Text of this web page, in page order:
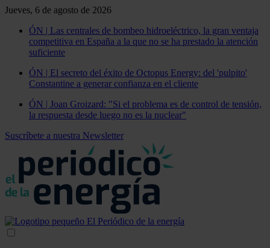
Jueves, 6 de agosto de 2026
ÓN | Las centrales de bombeo hidroeléctrico, la gran ventaja
competitiva en España a la que no se ha prestado la atención
suficiente
ÓN | El secreto del éxito de Octopus Energy: del 'pulpito'
Constantine a generar confianza en el cliente
ÓN | Joan Groizard: "Si el problema es de control de tensión,
la respuesta desde luego no es la nuclear"
Suscríbete a nuestra Newsletter